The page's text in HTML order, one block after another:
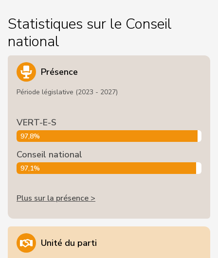
Statistiques sur le Conseil
national
Présence
Période législative (2023 - 2027)
VERT-E-S
97,8%
Conseil national
97,1%
Plus sur la présence >
Unité du parti